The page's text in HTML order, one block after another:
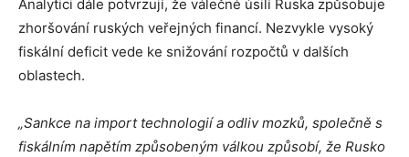
Analytici dále potvrzují, že válečné úsilí Ruska způsobuje
zhoršování ruských veřejných financí. Nezvykle vysoký
fiskální deficit vede ke snižování rozpočtů v dalších
oblastech.
„Sankce na import technologií a odliv mozků, společně s
fiskálním napětím způsobeným válkou způsobí, že Rusko